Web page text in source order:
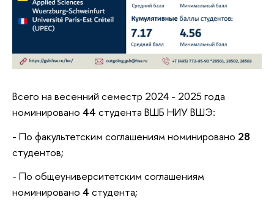
Всего на весенний семестр 2024 - 2025 года
номинировано 44 студента ВШБ НИУ ВШЭ:
- По факультетским соглашениям номинировано 28
студентов;
- По общеуниверситетским соглашениям
номинировано 4 студента;